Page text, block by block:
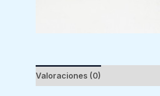
Valoraciones (0)